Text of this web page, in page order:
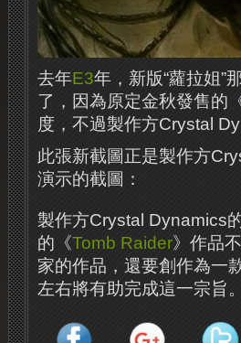
去年E3年，新版“蘿拉姐”
了，因為原定金秋發售的
度，不過製作方Crystal
此張新截圖正是製作方
演示的截圖：
製作方Crystal Dynamics
的《Tomb Raider》作品
家的作品，還要創作為一
左右將有助完成這一宗旨。